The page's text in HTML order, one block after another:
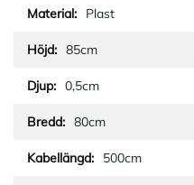
Plast
85cm
0,5cm
80cm
500cm